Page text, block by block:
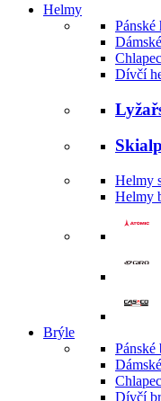
Helmy
Pánské
Dívčí
Helmy
Helmy
Brýle
Pánské
Dívčí